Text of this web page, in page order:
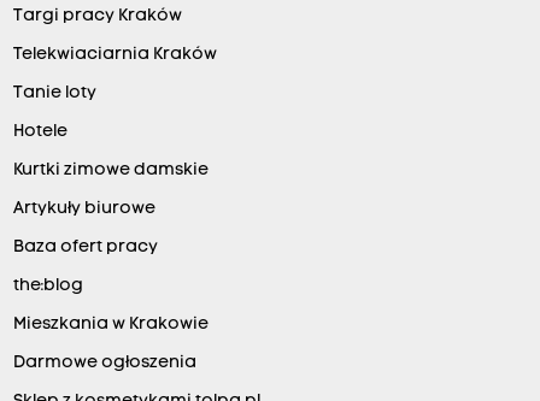
Targi pracy Kraków
Telekwiaciarnia Kraków
Tanie loty
Hotele
Kurtki zimowe damskie
Artykuły biurowe
Baza ofert pracy
the:blog
Mieszkania w Krakowie
Darmowe ogłoszenia